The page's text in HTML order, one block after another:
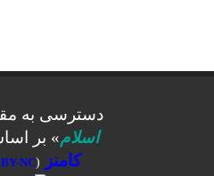
دسترسی به
اسلام» بر
کامنز
(
NC